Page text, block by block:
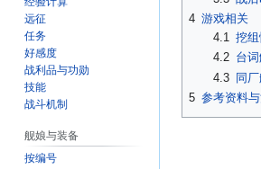
4 游戏相关
4.1
挖组
4.2 台
4.3 同
5 参考资料
远征
任务
好感度
战利品与功勋
技能
战斗机制
舰娘与装备
按编号